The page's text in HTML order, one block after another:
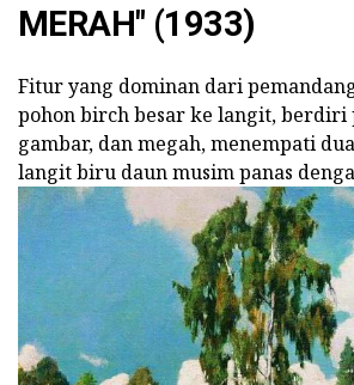
MERAH" (1933)
Fitur yang dominan dari
pohon birch besar ke langit, berdiri
gambar, dan megah, menempati
langit biru daun musim panas